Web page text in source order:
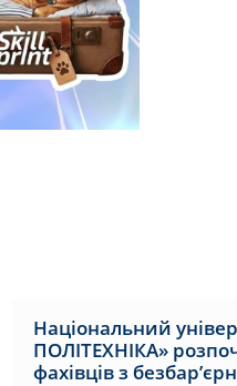
Національний
ПОЛІТЕХНІКА»
фахівців з